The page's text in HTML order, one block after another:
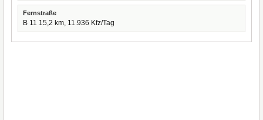
Fernstraße
B 11 15,2 km, 11.936 Kfz/Tag